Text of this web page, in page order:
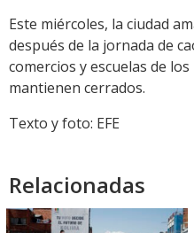
Este miércoles, la ciudad
después de la jornada de
comercios y escuelas de
mantienen cerrados.
Texto y foto: EFE
Relacionadas